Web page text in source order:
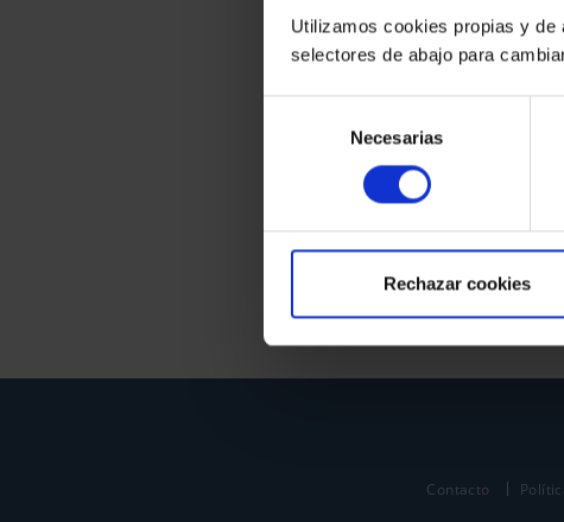
Utilizamos cookies propias y de
selectores de abajo para
consentimiento
Necesarias
Rechazar cookies
Contacto